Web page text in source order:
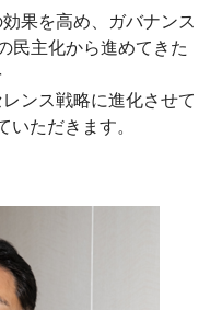
果を高め、ガバナンス
民主化から進めてきた
ンス戦略に進化させて
ただきます。